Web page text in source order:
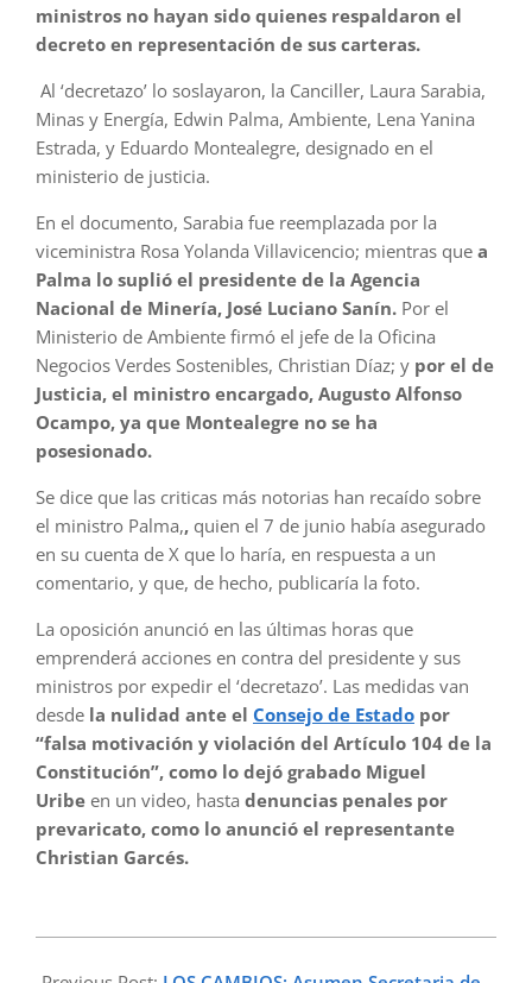
ministros no hayan sido quienes respaldaron el
decreto en representación de sus carteras.
Al ‘decretazo’ lo soslayaron, la Canciller, Laura Sarabia,
Minas y Energía, Edwin Palma, Ambiente, Lena Yanina
Estrada, y Eduardo Montealegre, designado en el
ministerio de justicia.
En el documento, Sarabia fue reemplazada por la
viceministra Rosa Yolanda Villavicencio; mientras que a
Palma lo suplió el presidente de la Agencia
Nacional de Minería, José Luciano Sanín. Por el
Ministerio de Ambiente firmó el jefe de la Oficina
Negocios Verdes Sostenibles, Christian Díaz; y por el de
Justicia, el ministro encargado, Augusto Alfonso
Ocampo, ya que Montealegre no se ha
posesionado.
Se dice que las criticas más notorias han recaído sobre
el ministro Palma,, quien el 7 de junio había asegurado
en su cuenta de X que lo haría, en respuesta a un
comentario, y que, de hecho, publicaría la foto.
La oposición anunció en las últimas horas que
emprenderá acciones en contra del presidente y sus
ministros por expedir el ‘decretazo’. Las medidas van
desde la nulidad ante el Consejo de Estado por
“falsa motivación y violación del Artículo 104 de la
Constitución”, como lo dejó grabado Miguel
Uribe en un video, hasta denuncias penales por
prevaricato, como lo anunció el representante
Christian Garcés.